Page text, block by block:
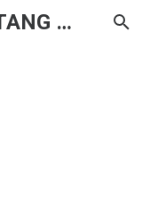
CERITA CHA TENTANG HAL BIASA